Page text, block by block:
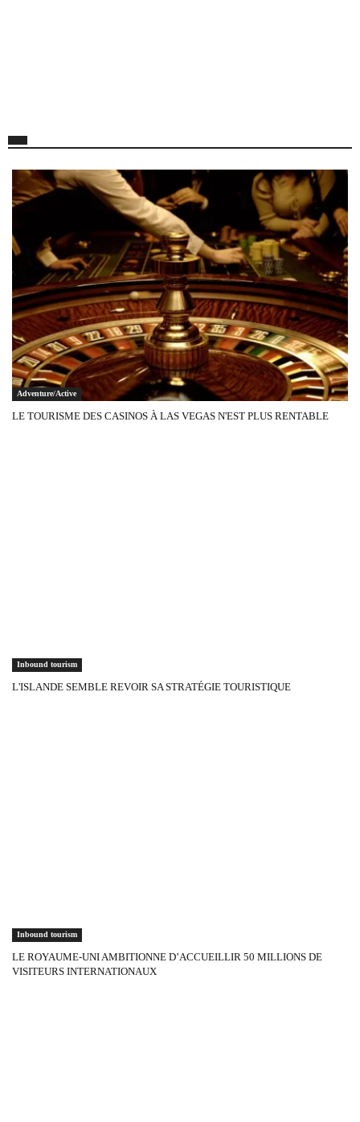
Adventure/Active
LE TOURISME DES CASINOS À LAS VEGAS N'EST PLUS RENTABLE
Inbound tourism
L'ISLANDE SEMBLE REVOIR SA STRATÉGIE TOURISTIQUE
Inbound tourism
LE ROYAUME-UNI AMBITIONNE D’ACCUEILLIR 50 MILLIONS DE
VISITEURS INTERNATIONAUX